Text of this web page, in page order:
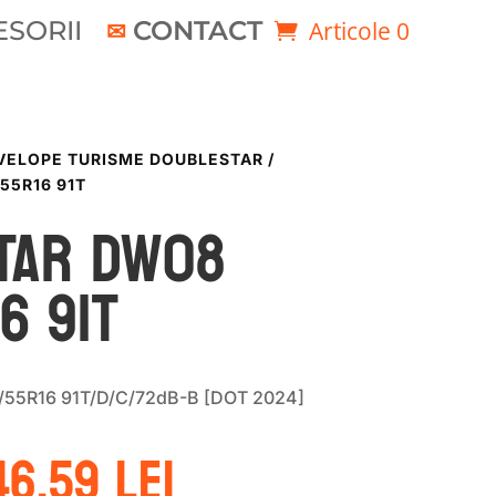
CONTACT Articole 0
TURISME DOUBLESTAR /
91T
DW08
91T
91T/D/C/72dB-B [DOT 2024]